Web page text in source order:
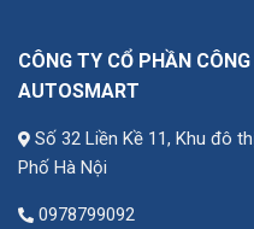
CÔNG TY CỔ PHẦN
AUTOSMART
Số 32 Liền Kề 11, Khu đô
Phố Hà Nội
0978799092